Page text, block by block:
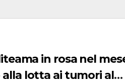
in rosa nel
lotta ai tumori al